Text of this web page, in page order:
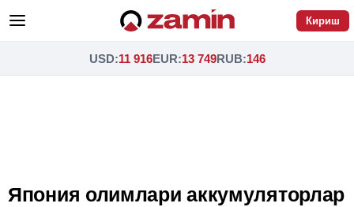
Кириш
USD:11 916EUR:13 749RUB:146
Япония олимлари аккумуляторлар